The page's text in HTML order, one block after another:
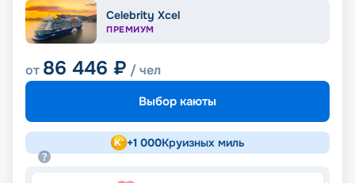
Celebrity Xcel
ПРЕМИУМ
от 86 446 ₽ / чел
Выбор каюты
+1 000Круизных миль